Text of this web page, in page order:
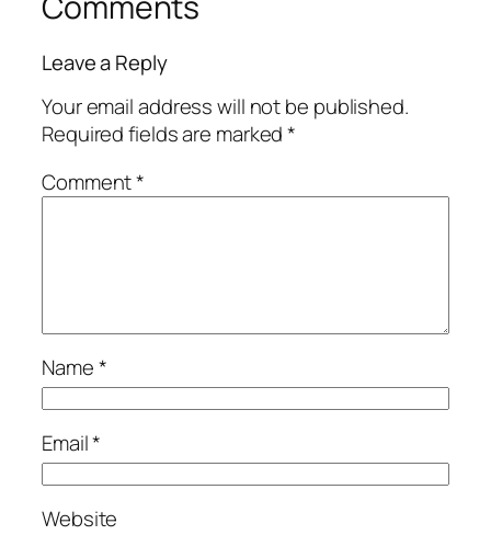
Leave a Reply
Your email address will not be published.
Required fields are marked*
Comment*
Name*
Email*
Website